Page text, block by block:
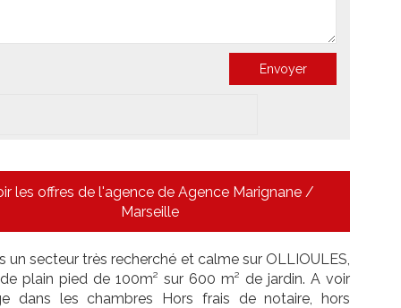
les offres de l'agence de Agence Marignane /
Marseille
secteur très recherché et calme sur OLLIOULES,
plain pied de 100m² sur 600 m² de jardin. A voir
dans les chambres Hors frais de notaire, hors